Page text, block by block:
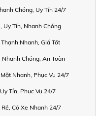
Chóng, Uy Tín 24/7
Uy Tín, Nhanh Chóng
Nhanh, Giá Tốt
Nhanh Chóng, An Toàn
Nhanh, Phục Vụ 24/7
Tín, Phục Vụ 24/7
Có Xe Nhanh 24/7